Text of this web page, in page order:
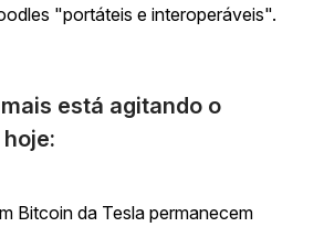
"portáteis e interoperáveis".
está agitando o
Bitcoin da Tesla permanecem